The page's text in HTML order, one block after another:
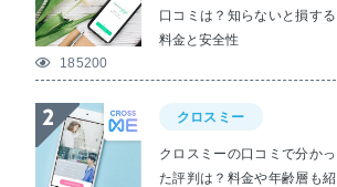
185200
口コミは？知らないと損する
料金と安全性
クロスミー
クロスミーの口コミで分かっ
た評判は？料金や年齢層も紹